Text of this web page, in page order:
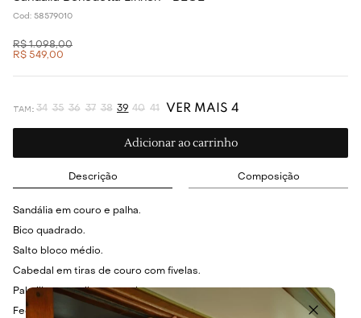
Cod: 58579010
R$ 1.098,00
R$ 549,00
34 35 36 37 38 39 40 41 VER MAIS 4
Adicionar ao carrinho
Descrição Composição
Sandália em couro e palha.
Bico quadrado.
Salto bloco médio.
Cabedal em tiras de couro com fivelas.
Palmilha em palha trançada.
Fechamento em fivela no tornozelo.